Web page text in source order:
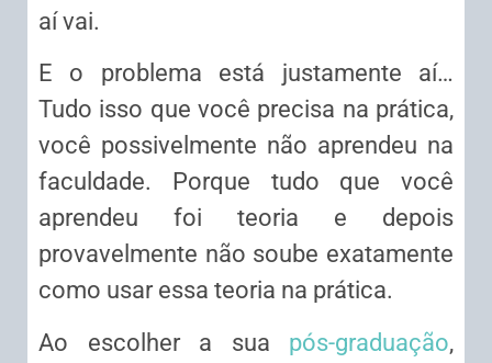
aí vai.
E o problema está justamente aí…
Tudo isso que você precisa na prática,
você possivelmente não aprendeu na
faculdade. Porque tudo que você
aprendeu foi teoria e depois
provavelmente não soube exatamente
como usar essa teoria na prática.
Ao escolher a sua pós-graduação,